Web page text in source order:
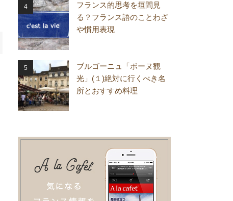
フランス的思考を垣間見
る？フランス語のことわざ
や慣用表現
ブルゴーニュ「ボーヌ観
光」(１)絶対に行くべき名
所とおすすめ料理